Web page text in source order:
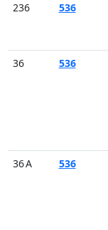
236 536
36 536
36 A 536